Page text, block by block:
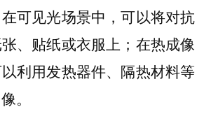
可见光场景中，可以将对抗
、贴纸或衣服上；在热成像
利用发热器件、隔热材料等
。